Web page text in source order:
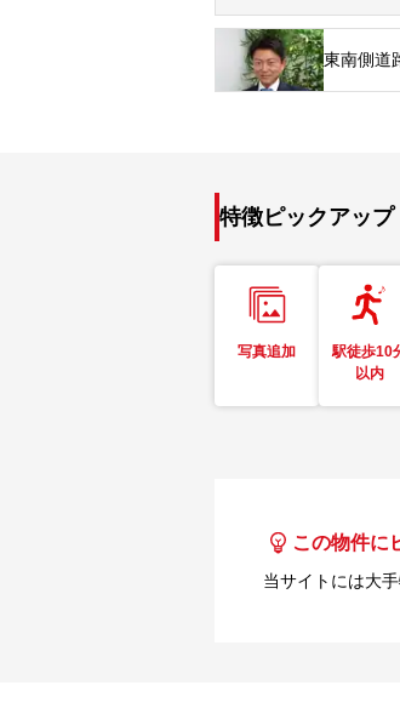
東南側道
特徴ピックアップ
写真追加
駅徒歩10
以内
この物件に
当サイトには大